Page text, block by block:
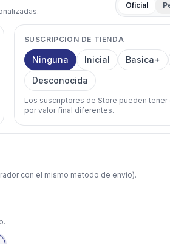
Oficial
SUSCRIPCION DE TIENDA
Ninguna Inicial Basica+
Desconocida
Los suscriptores de Store pueden tener
por valor final diferentes.
con el mismo metodo de envio).